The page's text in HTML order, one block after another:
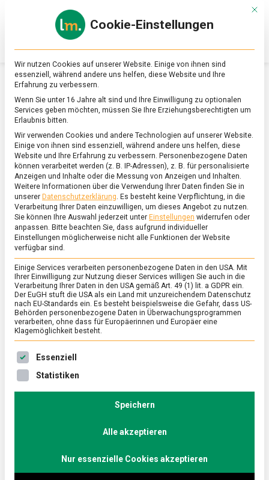
Online-
Magazin
zu
&
Ernährung
SCHLAGWORT:BRANCHENZAHLEN
WIRTSCHAFT
5,1 Millionen Erwerbstätige, 619.000
Betriebe, 170.000 Produkte – die
deutsche Lebensmittelwirtschaft in
Zahlen
19. April 2023
5,1
Produkte
Den größten Anteil der Erwerbstätigen in der
Gastgewerbes (1.856.000), die meisten Betriebe
sind im landwirtschaftlichen …
Mit
Cookie-Einstellungen
Wir nutzen Cookies auf unserer Website. Einige von ihnen sind
essenziell, während andere uns helfen, diese Website und Ihre
Erfahrung zu verbessern.
Wenn Sie unter 16 Jahre alt sind und Ihre Einwilligung zu optionalen
Services geben möchten, müssen Sie Ihre Erziehungsberechtigten um
Erlaubnis bitten.
Wir verwenden Cookies und andere Technologien auf unserer Website.
Einige von ihnen sind essenziell, während andere uns helfen, diese
Website und Ihre Erfahrung zu verbessern. Personenbezogene Daten
können verarbeitet werden (z. B. IP-Adressen), z. B. für personalisierte
Anzeigen und Inhalte oder die Messung von Anzeigen und Inhalten.
Weitere Informationen über die Verwendung Ihrer Daten finden Sie in
unserer Datenschutzerklärung. Es besteht keine Verpflichtung, in die
Verarbeitung Ihrer Daten einzuwilligen, um dieses Angebot zu nutzen.
Sie können Ihre Auswahl jederzeit unter Einstellungen widerrufen oder
anpassen. Bitte beachten Sie, dass aufgrund individueller
Einstellungen möglicherweise nicht alle Funktionen der Website
verfügbar sind.
Einige Services verarbeiten personenbezogene Daten in den USA. Mit
Ihrer Einwilligung zur Nutzung dieser Services willigen Sie auch in die
Verarbeitung Ihrer Daten in den USA gemäß Art. 49 (1) lit. a GDPR ein.
Der EuGH stuft die USA als ein Land mit unzureichendem Datenschutz
nach EU-Standards ein. Es besteht beispielsweise die Gefahr, dass US-
Behörden personenbezogene Daten in Überwachungsprogrammen
verarbeiten, ohne dass für Europäerinnen und Europäer eine
Klagemöglichkeit besteht.
Es folgt eine Liste der Service-Gruppen, für die eine
Essenziell
Statistiken
Speichern
Alle akzeptieren
Nur essenzielle Cookies akzeptieren